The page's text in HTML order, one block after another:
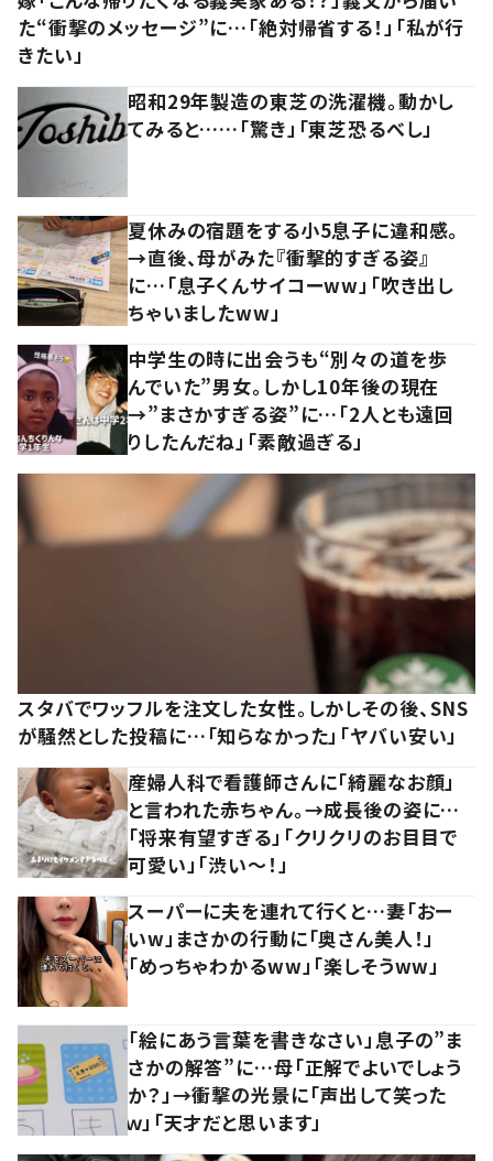
た“衝撃のメッセージ”に…「絶対帰省する！」「私が行
きたい」
昭和29年製造の東芝の洗濯機。動かし
てみると……「驚き」「東芝恐るべし」
夏休みの宿題をする小5息子に違和感。
→直後、母がみた『衝撃的すぎる姿』
に…「息子くんサイコーww」「吹き出し
ちゃいましたww」
中学生の時に出会うも“別々の道を歩
んでいた”男女。しかし10年後の現在
→”まさかすぎる姿”に…「2人とも遠回
りしたんだね」「素敵過ぎる」
スタバでワッフルを注文した女性。しかしその後、SNS
が騒然とした投稿に…「知らなかった」「ヤバい安い」
産婦人科で看護師さんに「綺麗なお顔」
と言われた赤ちゃん。→成長後の姿に…
「将来有望すぎる」「クリクリのお目目で
可愛い」「渋い～！」
スーパーに夫を連れて行くと…妻「おー
いw」まさかの行動に「奥さん美人！」
「めっちゃわかるww」「楽しそうww」
「絵にあう言葉を書きなさい」息子の”ま
さかの解答”に…母「正解でよいでしょう
か？」→衝撃の光景に「声出して笑った
ｗ」「天才だと思います」